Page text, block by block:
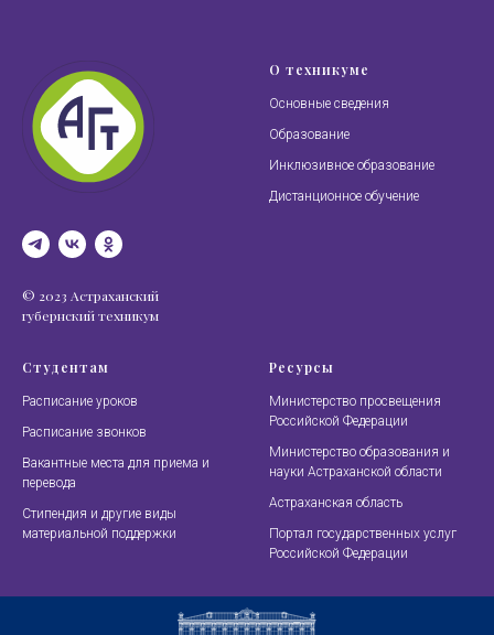
© 2023 Астраханский
губернский техникум
О техникуме
Основные сведения
Образование
Инклюзивное образование
Дистанционное обучение
Студентам
Расписание уроков
Расписание звонков
Вакантные места для приема и
перевода
Стипендия и другие виды
материальной поддержки
Ресурсы
Министерство просвещения
Российской Федерации
Министерство образования и
науки Астраханской области
Астраханская область
Портал государственных услуг
Российской Федерации